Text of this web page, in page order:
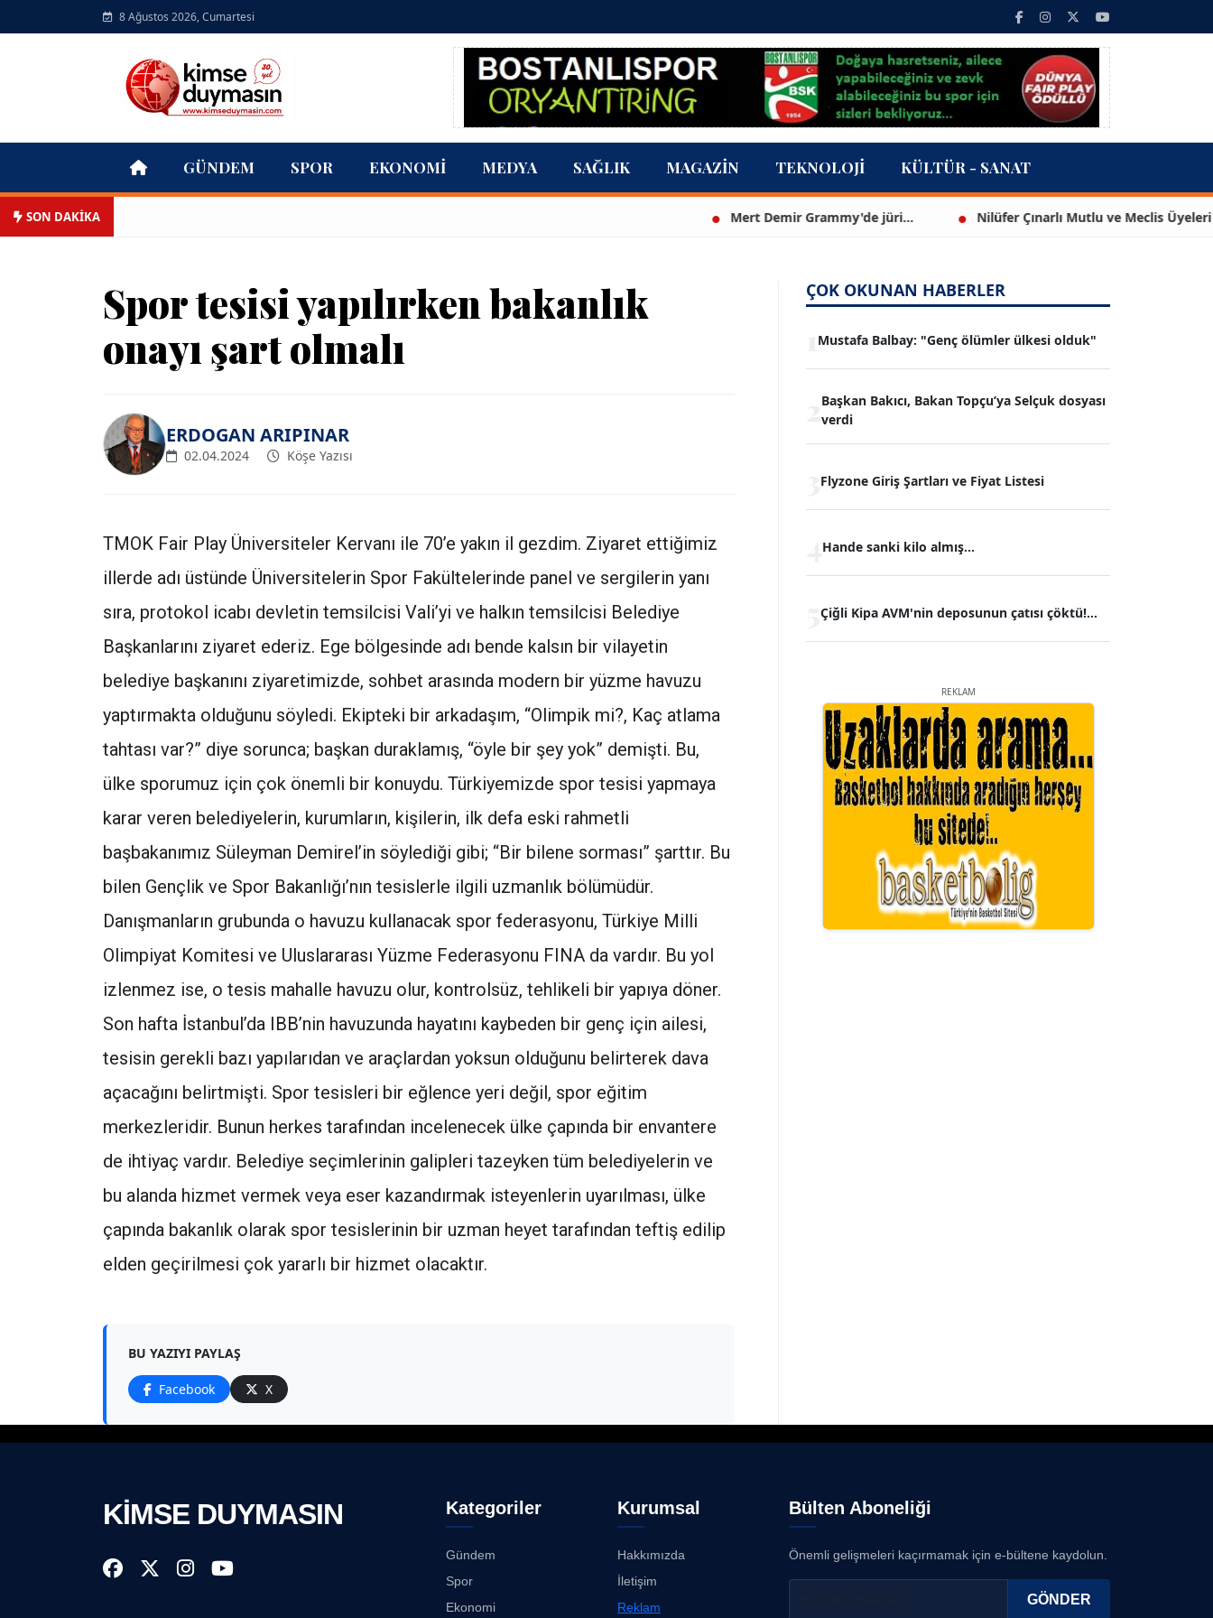
8 Ağustos 2026, Cumartesi
GÜNDEM SPOR EKONOMI MEDYA SAĞLIK MAGAZIN TEKNOLOJI KÜLTÜR - SANAT
SON DAKİKA Mert Demir Grammy'de jüri... Nilüfer Çınarlı Mutlu ve Meclis Üyeleri YENİ
Spor tesisi yapılırken bakanlık
onayı şart olmalı
ERDOGAN ARIPINAR
02.04.2024 Köşe Yazısı
TMOK Fair Play Üniversiteler Kervanı ile 70’e yakın il gezdim. Ziyaret ettiğimiz
illerde adı üstünde Üniversitelerin Spor Fakültelerinde panel ve sergilerin yanı
sıra, protokol icabı devletin temsilcisi Vali’yi ve halkın temsilcisi Belediye
Başkanlarını ziyaret ederiz. Ege bölgesinde adı bende kalsın bir vilayetin
belediye başkanını ziyaretimizde, sohbet arasında modern bir yüzme havuzu
yaptırmakta olduğunu söyledi. Ekipteki bir arkadaşım, “Olimpik mi?, Kaç atlama
tahtası var?” diye sorunca; başkan duraklamış, “öyle bir şey yok” demişti. Bu,
ülke sporumuz için çok önemli bir konuydu. Türkiyemizde spor tesisi yapmaya
karar veren belediyelerin, kurumların, kişilerin, ilk defa eski rahmetli
başbakanımız Süleyman Demirel’in söylediği gibi; “Bir bilene sorması” şarttır. Bu
bilen Gençlik ve Spor Bakanlığı’nın tesislerle ilgili uzmanlık bölümüdür.
Danışmanların grubunda o havuzu kullanacak spor federasyonu, Türkiye Milli
Olimpiyat Komitesi ve Uluslararası Yüzme Federasyonu FINA da vardır. Bu yol
izlenmez ise, o tesis mahalle havuzu olur, kontrolsüz, tehlikeli bir yapıya döner.
Son hafta İstanbul’da IBB’nin havuzunda hayatını kaybeden bir genç için ailesi,
tesisin gerekli bazı yapılarıdan ve araçlardan yoksun olduğunu belirterek dava
açacağını belirtmişti. Spor tesisleri bir eğlence yeri değil, spor eğitim
merkezleridir. Bunun herkes tarafından incelenecek ülke çapında bir envantere
de ihtiyaç vardır. Belediye seçimlerinin galipleri tazeyken tüm belediyelerin ve
bu alanda hizmet vermek veya eser kazandırmak isteyenlerin uyarılması, ülke
çapında bakanlık olarak spor tesislerinin bir uzman heyet tarafından teftiş edilip
elden geçirilmesi çok yararlı bir hizmet olacaktır.
BU YAZIYI PAYLAŞ
Facebook X
ÇOK OKUNAN HABERLER
Mustafa Balbay: "Genç ölümler ülkesi olduk"
Başkan Bakıcı, Bakan Topçu’ya Selçuk dosyası
verdi
Flyzone Giriş Şartları ve Fiyat Listesi
Hande sanki kilo almış...
Çiğli Kipa AVM'nin deposunun çatısı çöktü!...
REKLAM
KİMSE DUYMASIN Kategoriler
Gündem
Spor
Ekonomi
Kurumsal
Hakkımızda
İletişim
Reklam
Bülten Aboneliği
Önemli gelişmeleri kaçırmamak için e-bültene kaydolun.
GÖNDER